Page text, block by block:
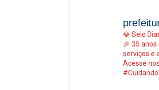
💎 Selo
🎉 35
serviços e
Acesse